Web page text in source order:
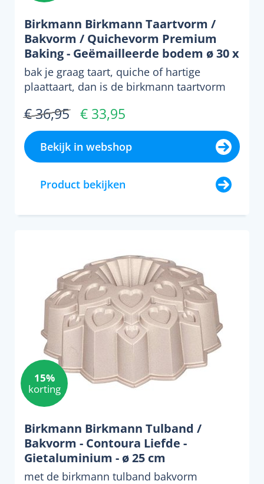
Birkmann Birkmann Taartvorm /
Bakvorm / Quichevorm Premium
Baking - Geëmailleerde bodem ø 30 x
4 cm
bak je graag taart, quiche of hartige
plaattaart, dan is de birkmann taartvorm
€ 36,95 € 33,95
Bekijk in webshop
Product bekijken
15%
korting
Birkmann Birkmann Tulband /
Bakvorm - Contoura Liefde -
Gietaluminium - ø 25 cm
met de birkmann tulband bakvorm